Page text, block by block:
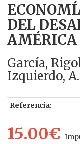
DEL
García,
Izquierdo, A.
Referencia:
15.00€